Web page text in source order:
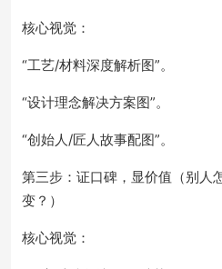
核心视觉：
“工艺/材料深度解析图”。
“设计理念解决方案图”。
“创始人/匠人故事配图”。
第三步：证口碑，显价值（别人
变？）
核心视觉：